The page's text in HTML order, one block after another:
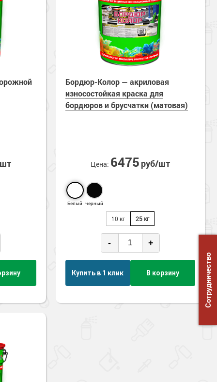
навесом Для помещений
Влагостойкие
Стойкие к истиранию
Бордюр-Колор — акриловая
износостойкая краска для
бордюров и брусчатки (матовая)
Цена: 6475 руб/шт
Белый черный
10 кг 25 кг
- +
Купить в 1 клик В корзину Сотрудничество